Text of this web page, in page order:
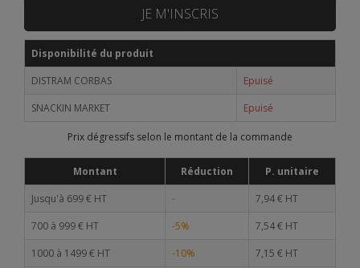
JE M'INSCRIS
Disponibilité du produit
DISTRAM CORBAS
Epuisé
SNACKIN MARKET
Epuisé
Prix dégressifs selon le montant de la commande
Montant Réduction
P. unitaire
Jusqu'à 699 € HT
-
7,94 € HT
700 à 999 € HT
-5%
7,54 € HT
1000 à 1499 € HT
-10% 7,15 € HT